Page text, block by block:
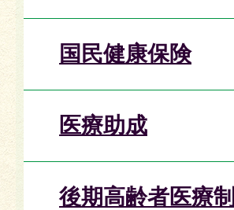
国民健康保険
医療助成
後期高齢者医療